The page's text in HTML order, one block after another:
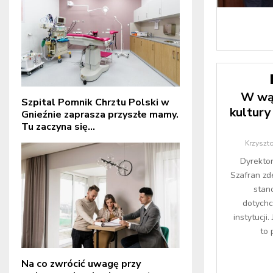
W
kultury
Szafran
instytucji.
to
Szpital Pomnik Chrztu Polski w
Gnieźnie zaprasza przyszłe mamy.
Tu zaczyna się...
Na co zwrócić uwagę przy